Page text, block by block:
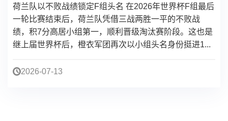
荷兰队以不败战绩锁定F组头名 在2026年世界杯F组最后
一轮比赛结束后，荷兰队凭借三战两胜一平的不败战
绩，积7分高居小组第一，顺利晋级淘汰赛阶段。这也是
继上届世界杯后，橙衣军团再次以小组头名身份挺进1...
2026-07-13